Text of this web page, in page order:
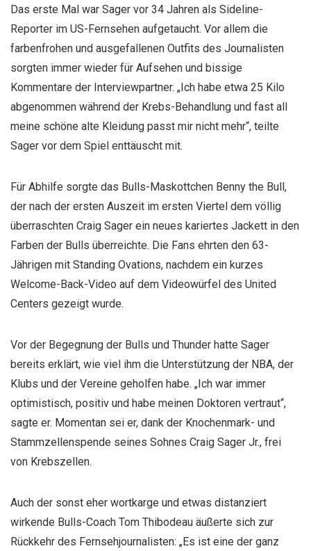
Das erste Mal war Sager vor 34 Jahren als Sideline-
Reporter im US-Fernsehen aufgetaucht. Vor allem die
farbenfrohen und ausgefallenen Outfits des Journalisten
sorgten immer wieder für Aufsehen und bissige
Kommentare der Interviewpartner. „Ich habe etwa 25 Kilo
abgenommen während der Krebs-Behandlung und fast all
meine schöne alte Kleidung passt mir nicht mehr“, teilte
Sager vor dem Spiel enttäuscht mit.
Für Abhilfe sorgte das Bulls-Maskottchen Benny the Bull,
der nach der ersten Auszeit im ersten Viertel dem völlig
überraschten Craig Sager ein neues kariertes Jackett in den
Farben der Bulls überreichte. Die Fans ehrten den 63-
Jährigen mit Standing Ovations, nachdem ein kurzes
Welcome-Back-Video auf dem Videowürfel des United
Centers gezeigt wurde.
Vor der Begegnung der Bulls und Thunder hatte Sager
bereits erklärt, wie viel ihm die Unterstützung der NBA, der
Klubs und der Vereine geholfen habe. „Ich war immer
optimistisch, positiv und habe meinen Doktoren vertraut“,
sagte er. Momentan sei er, dank der Knochenmark- und
Stammzellenspende seines Sohnes Craig Sager Jr., frei
von Krebszellen.
Auch der sonst eher wortkarge und etwas distanziert
wirkende Bulls-Coach Tom Thibodeau äußerte sich zur
Rückkehr des Fernsehjournalisten: „Es ist eine der ganz